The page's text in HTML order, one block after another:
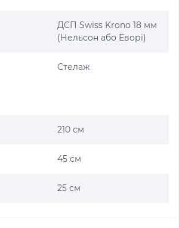
ДСП Swiss Krono 18 мм
(Нельсон або Еворі)
Стелаж
210 см
45 см
25 см